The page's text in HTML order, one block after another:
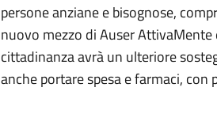
persone anziane e bisognose,
nuovo mezzo di Auser
cittadinanza avrà un ulteriore
anche portare spesa e farmaci, con